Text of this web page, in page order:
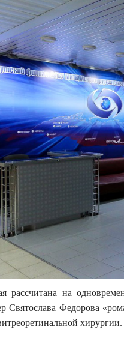
рассчитана на
Святослава Федорова
хирургии.